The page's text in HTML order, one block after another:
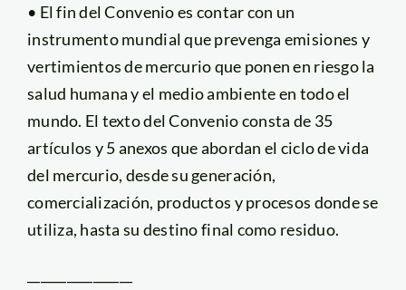
• El fin del Convenio es contar con un
instrumento mundial que prevenga emisiones y
vertimientos de mercurio que ponen en riesgo la
salud humana y el medio ambiente en todo el
mundo. El texto del Convenio consta de 35
artículos y 5 anexos que abordan el ciclo de vida
del mercurio, desde su generación,
comercialización, productos y procesos donde se
utiliza, hasta su destino final como residuo.